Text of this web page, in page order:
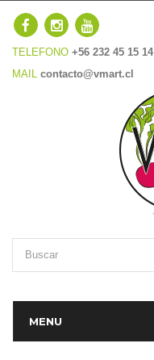
TELEFONO +56 232 45 15 14
MAIL contacto@vmart.cl
MENU